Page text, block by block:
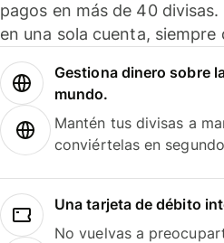
pagos en más de 40
en una sola cuenta, siempre
Gestiona dinero sobre
mundo.
Mantén tus divisas a
conviértelas en
Una tarjeta de débito
No vuelvas a